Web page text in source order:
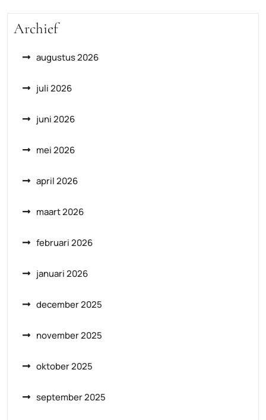
Archief
augustus 2026
juli 2026
juni 2026
mei 2026
april 2026
maart 2026
februari 2026
januari 2026
december 2025
november 2025
oktober 2025
september 2025